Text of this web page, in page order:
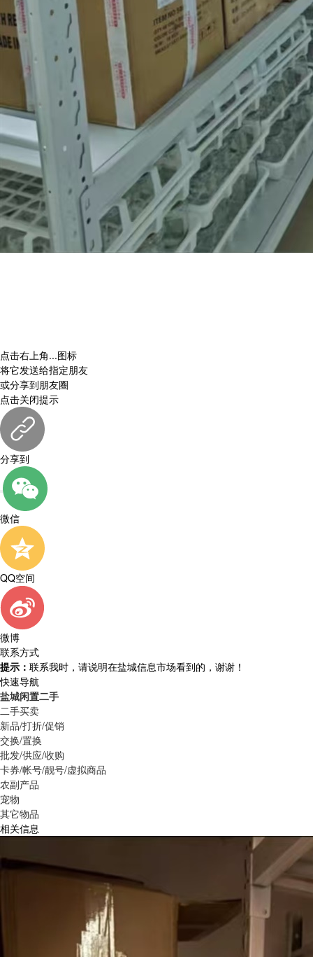
点击右上角...图标
将它发送给指定朋友
或分享到朋友圈
点击关闭提示
分享到
微信
QQ空间
微博
联系方式
提示： 联系我时，请说明在盐城信息市场看到的，谢谢！
快速导航
盐城闲置二手
二手买卖
新品/打折/促销
交换/置换
批发/供应/收购
卡券/帐号/靓号/虚拟商品
农副产品
宠物
其它物品
相关信息